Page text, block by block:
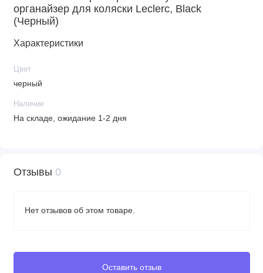
органайзер для коляски Leclerc, Black
(Черный)
Характеристики
Цвет
черный
Наличие
На складе, ожидание 1-2 дня
Отзывы 0
Нет отзывов об этом товаре.
Оставить отзыв